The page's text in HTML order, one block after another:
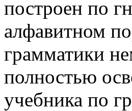
построен по
алфавитном
грамматики
полностью
учебника по